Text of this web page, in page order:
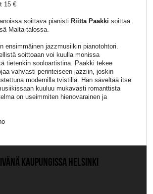
15 €
soittava pianisti Riitta Paakki soittaa
Malta-talossa.
ensimmäinen jazzmusiikin pianotohtori.
soittoaan voi kuulla monissa
tietenkin sooloartistina. Paakki tekee
vahvasti perinteiseen jazziin, joskin
modernilla tvistillä. Hän säveltää itse
kuuluu mukavasti romanttista
on useimmiten hienovarainen ja
KAUPUNGISSA HELSINKI